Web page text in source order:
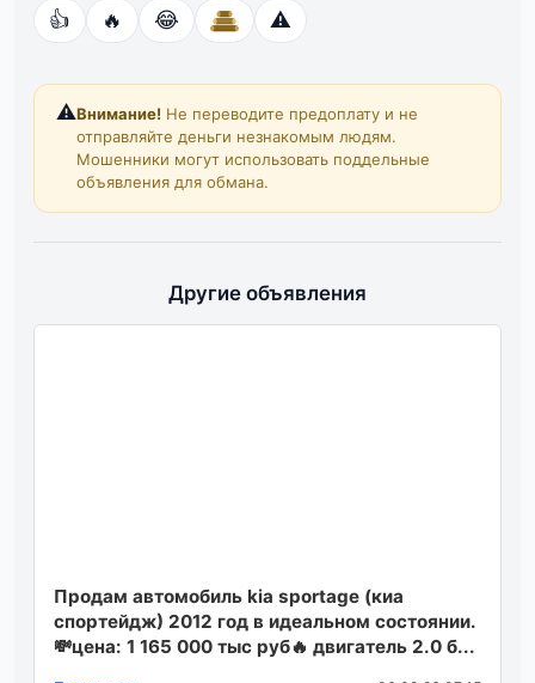
👍 🔥 😂 ⚠️
⚠️Внимание! Не переводите предоплату и не
отправляйте деньги незнакомым людям.
Мошенники могут использовать поддельные
объявления для обмана.
Другие объявления
Продам автомобиль kia sportage (киa
cпоpтейдж) 2012 год в идеальном состоянии.
💸цена: 1 165 000 тыс руб🔥 двигатель 2.0 б...